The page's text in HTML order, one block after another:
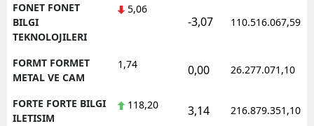
FONET FONET
BILGI
TEKNOLOJILERI
5,06
-3,07 110.516.067,59
FORMT FORMET
METAL VE CAM
1,74 0,00 26.277.071,10
FORTE FORTE BILGI
ILETISIM
118,20 3,14 216.879.351,10